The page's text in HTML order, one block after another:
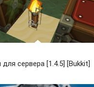
сервера [1.4.5] [Bukkit]